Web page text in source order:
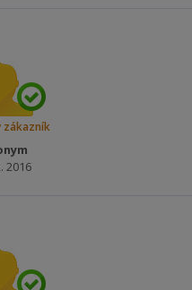
zákazník
2016